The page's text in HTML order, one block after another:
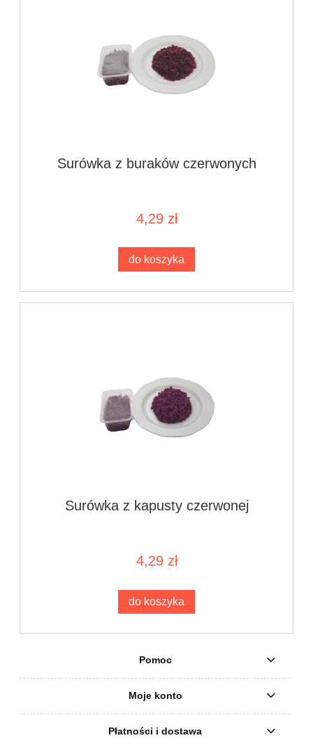
Surówka z buraków czerwonych
4,29 zł
do koszyka
Surówka z kapusty czerwonej
4,29 zł
do koszyka
Pomoc
Moje konto
Płatności i dostawa